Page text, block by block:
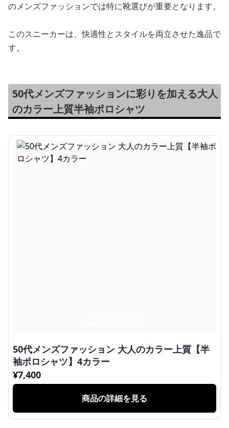
のメンズファッションでは特に靴選びが重要となります。
このスニーカーは、快適性とスタイルを両立させた逸品で
す。
50代メンズファッションに彩りを加える大人
のカラー上質半袖ポロシャツ
50代メンズファッション 大人のカラー上質【半
袖ポロシャツ】4カラー
¥7,400
商品の詳細を見る